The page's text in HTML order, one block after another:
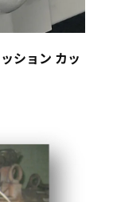
ション カッ